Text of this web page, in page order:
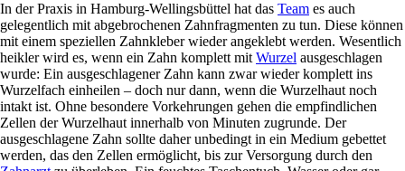
In der Praxis in Hamburg-Wellingsbüttel hat das Team es auch
gelegentlich mit abgebrochenen Zahnfragmenten zu tun. Diese können
mit einem speziellen Zahnkleber wieder angeklebt werden. Wesentlich
heikler wird es, wenn ein Zahn komplett mit Wurzel ausgeschlagen
wurde: Ein ausgeschlagener Zahn kann zwar wieder komplett ins
Wurzelfach einheilen – doch nur dann, wenn die Wurzelhaut noch
intakt ist. Ohne besondere Vorkehrungen gehen die empfindlichen
Zellen der Wurzelhaut innerhalb von Minuten zugrunde. Der
ausgeschlagene Zahn sollte daher unbedingt in ein Medium gebettet
werden, das den Zellen ermöglicht, bis zur Versorgung durch den